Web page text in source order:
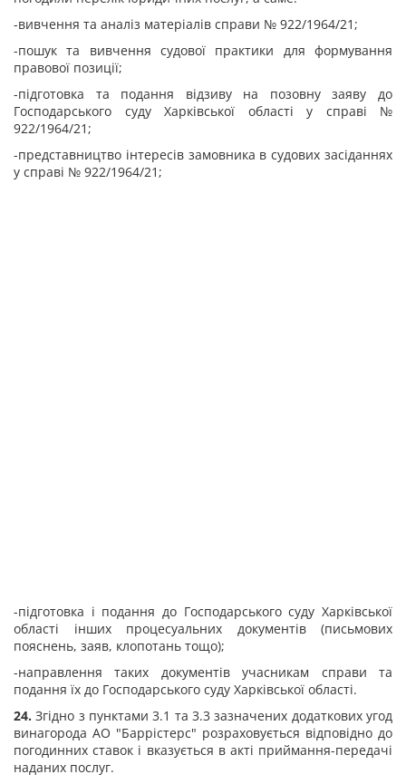
-вивчення та аналіз матеріалів справи № 922/1964/21;
-пошук та вивчення судової практики для формування
правової позиції;
-підготовка та подання відзиву на позовну заяву до
Господарського суду Харківської області у справі №
922/1964/21;
-представництво інтересів замовника в судових засіданнях
у справі № 922/1964/21;
-підготовка і подання до Господарського суду Харківської
області інших процесуальних документів (письмових
пояснень, заяв, клопотань тощо);
-направлення таких документів учасникам справи та
подання їх до Господарського суду Харківської області.
24. Згідно з пунктами 3.1 та 3.3 зазначених додаткових угод
винагорода АО "Баррістерс" розраховується відповідно до
погодинних ставок і вказується в акті приймання-передачі
наданих послуг.